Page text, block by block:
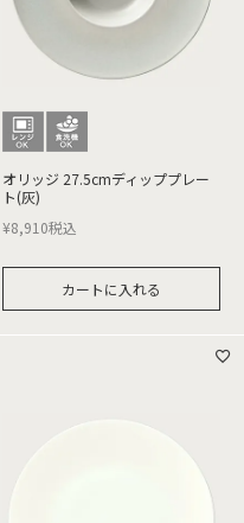
オリッジ 27.5cmディッププレー
ト(灰)
¥8,910税込
カートに入れる